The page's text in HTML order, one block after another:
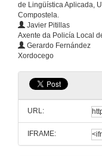
de Lingüística Aplicada,
Compostela.
Javier Pitillas
Axente da Policía Local
Gerardo Fernández
Xordocego
URL:
IFRAME: